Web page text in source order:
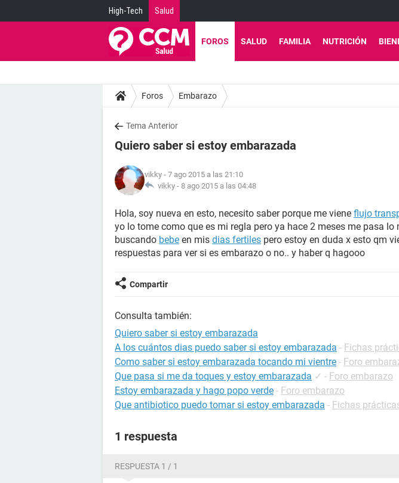
High-Tech Salud
FOROS SALUD FAMILIA NUTRICIÓN
Foros Embarazo
Tema Anterior
Quiero saber si estoy embarazada
vikky - 7 ago 2015 a las 21:10
vikky - 8 ago 2015 a las 04:48
Hola, soy nueva en esto, necesito saber porque me viene flujo
yo lo tome como que es mi regla pero ya hace 2 meses me pasa lo
buscando bebe en mis dias fertiles pero estoy en duda x esto qm
respuestas para ver si es embarazo o no.. y haber q hagooo
Compartir
Consulta también:
Quiero saber si estoy embarazada
A los cuántos dias puedo saber si estoy embarazada - Fichas
Como saber si estoy embarazada tocando mi vientre - Foro
Que pasa si me da toques y estoy embarazada ✓ - Foro embarazo
Estoy embarazada y hago popo verde - Foro embarazo
Que antibiotico puedo tomar si estoy embarazada - Fichas
1 respuesta
RESPUESTA 1 / 1